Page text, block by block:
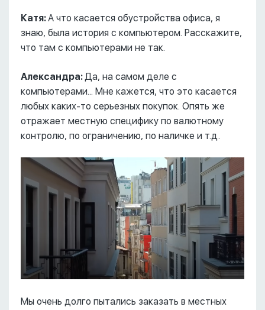
Катя:А что касается обустройства офиса, я
знаю, была история с компьютером. Расскажите,
что там с компьютерами не так.
Александра: Да, на самом деле с
компьютерами... Мне кажется, что это касается
любых каких-то серьезных покупок. Опять же
отражает местную специфику по валютному
контролю, по ограничению, по наличке и т.д.
Мы очень долго пытались заказать в местных